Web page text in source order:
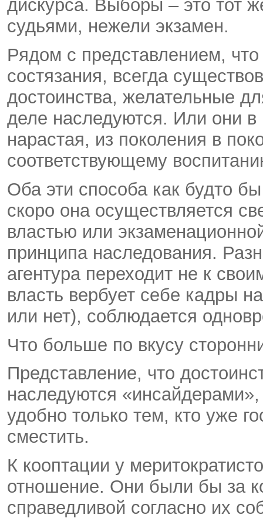
дискурса. Выборы – это тот
судьями, нежели экзамен.
Рядом с представлением,
состязания, всегда
достоинства, желательные
деле наследуются. Или они
нарастая, из поколения в
соответствующему
Оба эти способа как будто
скоро она осуществляется
властью или
принципа наследования.
агентура переходит не к
власть вербует себе кадры
или нет), соблюдается
Что больше по вкусу
Представление, что
наследуются
удобно только тем, кто уже
сместить.
К кооптации у
отношение. Они были бы за
справедливой согласно их